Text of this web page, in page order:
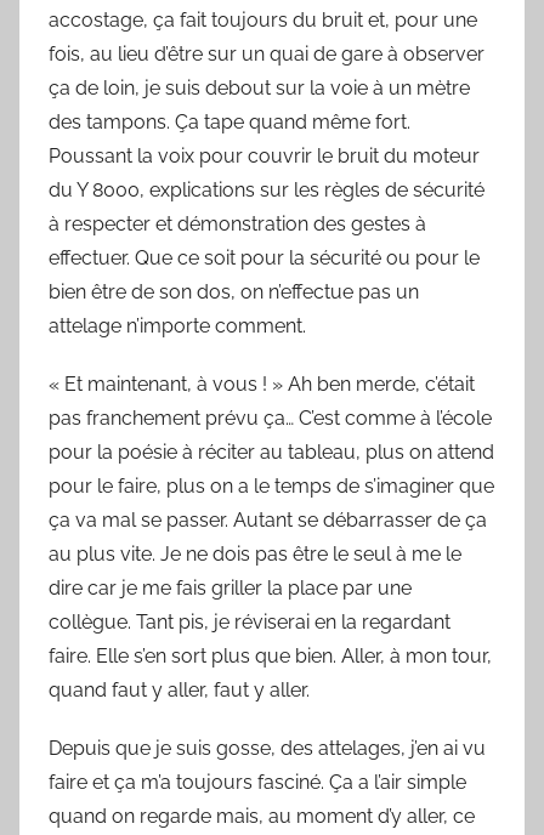
accostage, ça fait toujours du bruit et, pour une
fois, au lieu d’être sur un quai de gare à observer
ça de loin, je suis debout sur la voie à un mètre
des tampons. Ça tape quand même fort.
Poussant la voix pour couvrir le bruit du moteur
du Y 8000, explications sur les règles de sécurité
à respecter et démonstration des gestes à
effectuer. Que ce soit pour la sécurité ou pour le
bien être de son dos, on n’effectue pas un
attelage n’importe comment.
« Et maintenant, à vous ! » Ah ben merde, c’était
pas franchement prévu ça… C’est comme à l’école
pour la poésie à réciter au tableau, plus on attend
pour le faire, plus on a le temps de s’imaginer que
ça va mal se passer. Autant se débarrasser de ça
au plus vite. Je ne dois pas être le seul à me le
dire car je me fais griller la place par une
collègue. Tant pis, je réviserai en la regardant
faire. Elle s’en sort plus que bien. Aller, à mon tour,
quand faut y aller, faut y aller.
Depuis que je suis gosse, des attelages, j’en ai vu
faire et ça m’a toujours fasciné. Ça a l’air simple
quand on regarde mais, au moment d’y aller, ce